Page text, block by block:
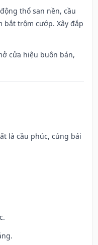
thổ san nền, cầu
bắt trộm cướp. Xây đắp
cửa hiệu buôn bán,
là cầu phúc, cúng bái